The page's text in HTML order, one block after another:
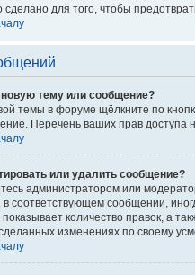
сделано для того, чтобы
новую тему или сообщение?
темы в форуме щёлкните по
Перечень ваших прав
или удалить сообщение?
администратором или
в соответствующем сообщении,
показывает количество правок, а
изменениях по своему